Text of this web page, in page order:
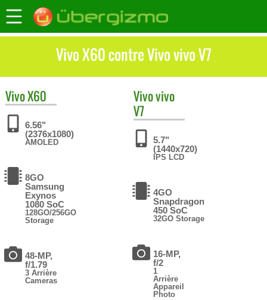
Vivo X60 contre Vivo vivo V7
VivoX60
6.56"
(2376x1080)
AMOLED
8GO
Samsung
Exynos
1080 SoC
128GO/256GO
Storage
48-MP,
f/1.79
3 Arrière
Cameras
Vivovivo
V7
5.7"
(1440x720)
IPS LCD
4GO
Snapdragon
450 SoC
32GO Storage
16-MP,
f/2
1
Arrière
Appareil
Photo